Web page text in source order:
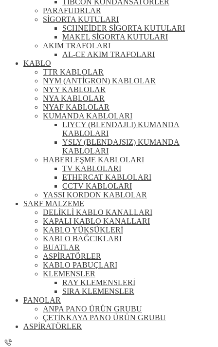
TİBCON KONDANSATÖRLER
PARAFUDRLAR
SİGORTA KUTULARI
SCHNEİDER SİGORTA KUTULARI
MAKEL SİGORTA KUTULARI
AKIM TRAFOLARI
AL-CE AKIM TRAFOLARI
KABLO
TTR KABLOLAR
NYM (ANTİGRON) KABLOLAR
NYY KABLOLAR
NYA KABLOLAR
NYAF KABLOLAR
KUMANDA KABLOLARI
LIYCY (BLENDAJLI) KUMANDA
KABLOLARI
YSLY (BLENDAJSIZ) KUMANDA
KABLOLARI
HABERLEŞME KABLOLARI
TV KABLOLARI
ETHERCAT KABLOLARI
CCTV KABLOLARI
YASSI KORDON KABLOLAR
SARF MALZEME
DELİKLİ KABLO KANALLARI
KAPALI KABLO KANALLARI
KABLO YÜKSÜKLERİ
KABLO BAĞCIKLARI
BUATLAR
ASPİRATÖRLER
KABLO PABUÇLARI
KLEMENSLER
RAY KLEMENSLERİ
SIRA KLEMENSLER
PANOLAR
ANPA PANO ÜRÜN GRUBU
ÇETİNKAYA PANO ÜRÜN GRUBU
ASPİRATÖRLER